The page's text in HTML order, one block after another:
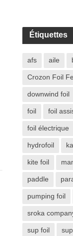
Étiquettes
afs aile
Crozon Foil
downwind foil
foil foil
foil électrique
hydrofoil
kite foil
paddle
pumping foil
sroka
sup foil